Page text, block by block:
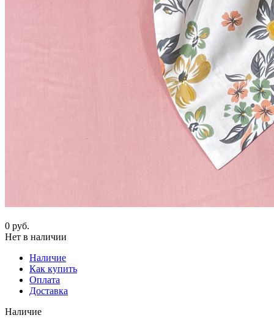
0 руб.
Нет в наличии
Наличие
Как купить
Оплата
Доставка
Наличие